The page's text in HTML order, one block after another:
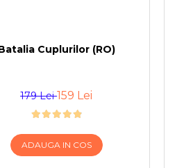
Cuplurilor (RO)
179 Lei159 Lei
ADAUGA IN COS